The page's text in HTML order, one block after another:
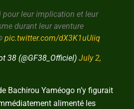
pour leur implication et leur
durant leur aventure
pic.twitter.com/dX3K1uUiiq
38 (@GF38_Officiel) July 2,
Bachirou Yaméogo n’y figurait
alimenté les